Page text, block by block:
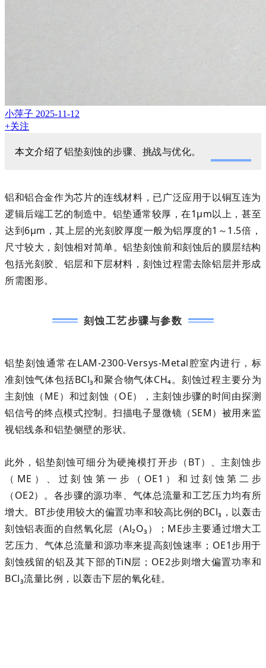
小萍子 2025-11-12
+关注
本文介绍了铝垫刻蚀的步骤、挑战与优化。
铝和铝合金作为芯片的连线材料，已广泛应用于以铜互连为
逻辑后端工艺的制造中。铝垫通常较厚，在1μm以上，甚至
达到6μm，其上层的光刻胶厚度一般为铝厚度的1～1.5倍，
尺寸较大，刻蚀相对简单。铝垫刻蚀前和刻蚀后的膜层结构
包括光刻胶、铝层和下层材料，刻蚀过程需去除铝层并形成
所需图形。
刻蚀工艺步骤与参数
铝垫刻蚀通常在LAM-2300-Versys-Metal腔室内进行，标
准刻蚀气体包括BCl₃和聚合物气体CH₄。刻蚀过程主要分为
主刻蚀（ME）和过刻蚀（OE），主刻蚀步骤的时间由探测
铝信号的终点模式控制。扫描电子显微镜（SEM）被用来监
视铝线条和铝垫侧壁的形状。
此外，铝垫刻蚀可细分为硬掩模打开步（BT）、主刻蚀步
（ME）、过刻蚀第一步（OE1）和过刻蚀第二步
（OE2） 。各步骤的源功率、气体总流量和工艺压力均有所
增大。BT步使用较大的偏置功率和较高比例的BCl₃，以轰击
刻蚀铝表面的自然氧化层（Al₂O₃）；ME步主要通过增大工
艺压力、气体总流量和源功率来提高刻蚀速率；OE1步用于
刻蚀残留的铝及其下部的TiN层；OE2步则增大偏置功率和
BCl₃流量比例，以轰击下层的氧化硅。